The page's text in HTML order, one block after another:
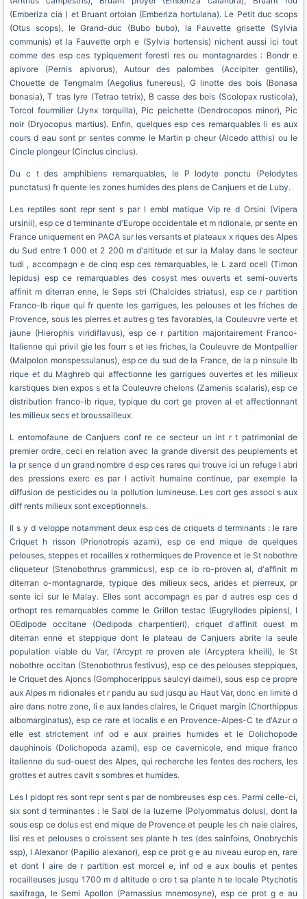
(Emberiza cia ) et Bruant ortolan (Emberiza hortulana). Le Petit duc scops
(Otus scops), le Grand-duc (Bubo bubo), la Fauvette grisette (Sylvia
communis) et la Fauvette orph e (Sylvia hortensis) nichent aussi ici tout
comme des esp ces typiquement foresti res ou montagnardes : Bondr e
apivore (Pernis apivorus), Autour des palombes (Accipiter gentilis),
Chouette de Tengmalm (Aegolius funereus), G linotte des bois (Bonasa
bonasia), T tras lyre (Tetrao tetrix), B casse des bois (Scolopax rusticola),
Torcol fourmilier (Jynx torquilla), Pic peichette (Dendrocopos minor), Pic
noir (Dryocopus martius). Enfin, quelques esp ces remarquables li es aux
cours d eau sont pr sentes comme le Martin p cheur (Alcedo atthis) ou le
Cincle plongeur (Cinclus cinclus).
Du c t des amphibiens remarquables, le P lodyte ponctu (Pelodytes
punctatus) fr quente les zones humides des plans de Canjuers et de Luby.
Les reptiles sont repr sent s par l embl matique Vip re d Orsini (Vipera
ursinii), esp ce d terminante d'Europe occidentale et m ridionale, pr sente en
France uniquement en PACA sur les versants et plateaux x riques des Alpes
du Sud entre 1 000 et 2 200 m d'altitude et sur la Malay dans le secteur
tudi , accompagn e de cinq esp ces remarquables, le L zard ocell (Timon
lepidus) esp ce remarquables des cosyst mes ouverts et semi-ouverts
affinit m diterran enne, le Seps stri (Chalcides striatus), esp ce r partition
Franco-Ib rique qui fr quente les garrigues, les pelouses et les friches de
Provence, sous les pierres et autres g tes favorables, la Couleuvre verte et
jaune (Hierophis viridiflavus), esp ce r partition majoritairement Franco-
Italienne qui privil gie les fourr s et les friches, la Couleuvre de Montpellier
(Malpolon monspessulanus), esp ce du sud de la France, de la p ninsule Ib
rique et du Maghreb qui affectionne les garrigues ouvertes et les milieux
karstiques bien expos s et la Couleuvre chelons (Zamenis scalaris), esp ce
distribution franco-ib rique, typique du cort ge proven al et affectionnant
les milieux secs et broussailleux.
L entomofaune de Canjuers conf re ce secteur un int r t patrimonial de
premier ordre, ceci en relation avec la grande diversit des peuplements et
la pr sence d un grand nombre d esp ces rares qui trouve ici un refuge l abri
des pressions exerc es par l activit humaine continue, par exemple la
diffusion de pesticides ou la pollution lumineuse. Les cort ges associ s aux
diff rents milieux sont exceptionnels.
Il s y d veloppe notamment deux esp ces de criquets d terminants : le rare
Criquet h risson (Prionotropis azami), esp ce end mique de quelques
pelouses, steppes et rocailles x rothermiques de Provence et le St nobothre
cliqueteur (Stenobothrus grammicus), esp ce ib ro-proven al, d'affinit m
diterran o-montagnarde, typique des milieux secs, arides et pierreux, pr
sente ici sur le Malay. Elles sont accompagn es par d autres esp ces d
orthopt res remarquables comme le Grillon testac (Eugryllodes pipiens), l
OEdipode occitane (Oedipoda charpentieri), criquet d'affinit ouest m
diterran enne et steppique dont le plateau de Canjuers abrite la seule
population viable du Var, l'Arcypt re proven ale (Arcyptera kheili), le St
nobothre occitan (Stenobothrus festivus), esp ce des pelouses steppiques,
le Criquet des Ajoncs (Gomphocerippus saulcyi daimei), sous esp ce propre
aux Alpes m ridionales et r pandu au sud jusqu au Haut Var, donc en limite d
aire dans notre zone, li e aux landes claires, le Criquet margin (Chorthippus
albomarginatus), esp ce rare et localis e en Provence-Alpes-C te d'Azur o
elle est strictement inf od e aux prairies humides et le Dolichopode
dauphinois (Dolichopoda azami), esp ce cavernicole, end mique franco
italienne du sud-ouest des Alpes, qui recherche les fentes des rochers, les
grottes et autres cavit s sombres et humides.
Les l pidopt res sont repr sent s par de nombreuses esp ces. Parmi celle-ci,
six sont d terminantes : le Sabl de la luzerne (Polyommatus dolus), dont la
sous esp ce dolus est end mique de Provence et peuple les ch naie claires,
lisi res et pelouses o croissent ses plante h tes (des sainfoins, Onobrychis
ssp), l Alexanor (Papilio alexanor), esp ce prot g e au niveau europ en, rare
et dont l aire de r partition est morcel e, inf od e aux boulis et pentes
rocailleuses jusqu 1700 m d altitude o cro t sa plante h te locale Ptychotis
saxifraga, le Semi Apollon (Parnassius mnemosyne), esp ce prot g e au